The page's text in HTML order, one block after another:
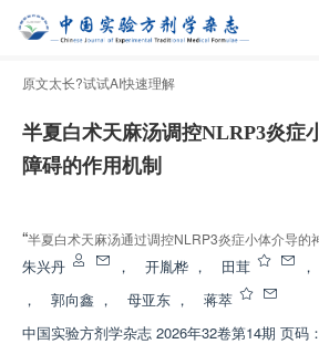
原文太长?试试AI快速理解
半夏白术天麻汤调控NLRP3炎症
障碍的作用机制
“半夏白术天麻汤通过调控NLRP3炎症小体介导的
型大鼠认知功能障碍的作用机制，为中医药防治癫
”
朱兴丹 ， 开胤桦 ， 田茸 ，
，
郭向鑫 ， 母亚东 ，
蒋萃
中国实验方剂学杂志 2026年32卷第14期 页码